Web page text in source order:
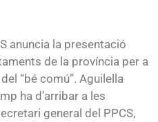
anuncia la presentació
de la província per a
“bé comú”. Aguilella
ha d’arribar a les
general del PPCS,